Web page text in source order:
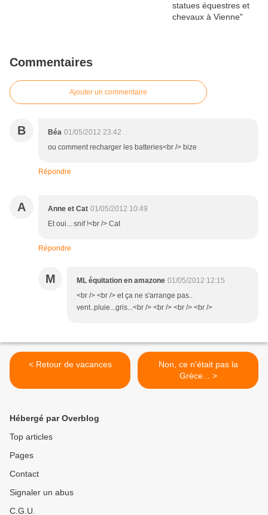
Commentaires
Ajouter un commentaire
B Béa 01/05/2012 23:42
ou comment recharger les batteries<br /> bize
Répondre
A Anne et Cat 01/05/2012 10:49
Et oui... snif !<br /> Cat
Répondre
M ML équitation en amazone 01/05/2012 12:15
<br /> <br /> et ça ne s'arrange pas..
vent..pluie...gris...<br /> <br /> <br /> <br />
< Retour de vacances
Non, ce n'était pas la
Grèce... >
Hébergé par Overblog
Top articles
Pages
Contact
Signaler un abus
C.G.U.